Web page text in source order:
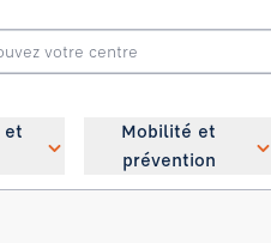
et
Mobilité et
prévention